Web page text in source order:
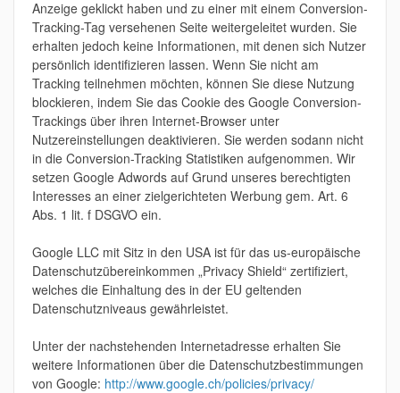
Anzeige geklickt haben und zu einer mit einem Conversion-
Tracking-Tag versehenen Seite weitergeleitet wurden. Sie
erhalten jedoch keine Informationen, mit denen sich Nutzer
persönlich identifizieren lassen. Wenn Sie nicht am
Tracking teilnehmen möchten, können Sie diese Nutzung
blockieren, indem Sie das Cookie des Google Conversion-
Trackings über ihren Internet-Browser unter
Nutzereinstellungen deaktivieren. Sie werden sodann nicht
in die Conversion-Tracking Statistiken aufgenommen. Wir
setzen Google Adwords auf Grund unseres berechtigten
Interesses an einer zielgerichteten Werbung gem. Art. 6
Abs. 1 lit. f DSGVO ein.
Google LLC mit Sitz in den USA ist für das us-europäische
Datenschutzübereinkommen „Privacy Shield“ zertifiziert,
welches die Einhaltung des in der EU geltenden
Datenschutzniveaus gewährleistet.
Unter der nachstehenden Internetadresse erhalten Sie
weitere Informationen über die Datenschutzbestimmungen
von Google: http://www.google.ch/policies/privacy/